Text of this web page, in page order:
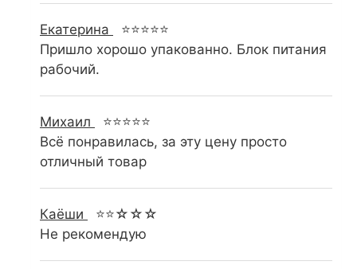
Екатерина
⭐⭐⭐⭐⭐
Пришло хорошо упакованно. Блок питания
рабочий.
Михаил
⭐⭐⭐⭐⭐
Всё понравилась, за эту цену просто
отличный товар
Каёши
⭐⭐☆☆☆
Не рекомендую